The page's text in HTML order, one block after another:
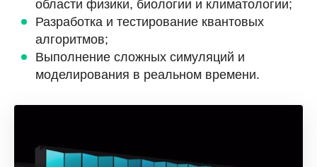
области физики, биологии и климатологии;
Разработка и тестирование квантовых
алгоритмов;
Выполнение сложных симуляций и
моделирования в реальном времени.